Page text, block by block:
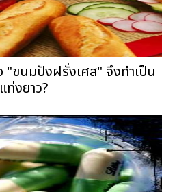
"ขนมปังฝรั่งเศส" จึงทำเป็น
แท่งยาว?